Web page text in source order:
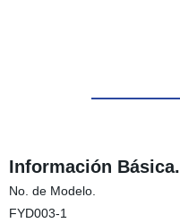
Información Básica.
No. de Modelo.
FYD003-1